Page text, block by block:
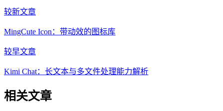
较新文章
MingCute Icon：带动效的图标库
较早文章
Kimi Chat：长文本与多文件处理能力解析
相关文章